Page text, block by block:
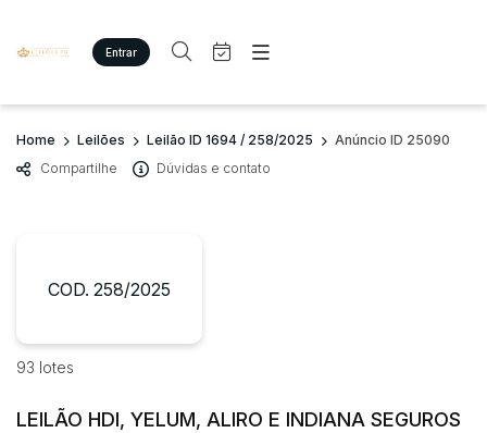
Entrar
Criar conta Entrar
Site
Agenda
Quem Somos
Imóveis
Veículos
Carros
Busca por palavra-chave
Bairro
Judiciais Extrajudiciais
Quem Somos
Home Leilões Leilão ID 1694 / 258/2025
Anúncio ID 25090
Compartilhe
Dúvidas e contato
COD. 258/2025
93 lotes
LEILÃO HDI, YELUM, ALIRO E INDIANA SEGUROS